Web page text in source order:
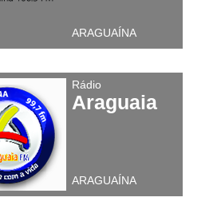
ARAGUAÍNA
Rádio
Araguaia
ARAGUAÍNA